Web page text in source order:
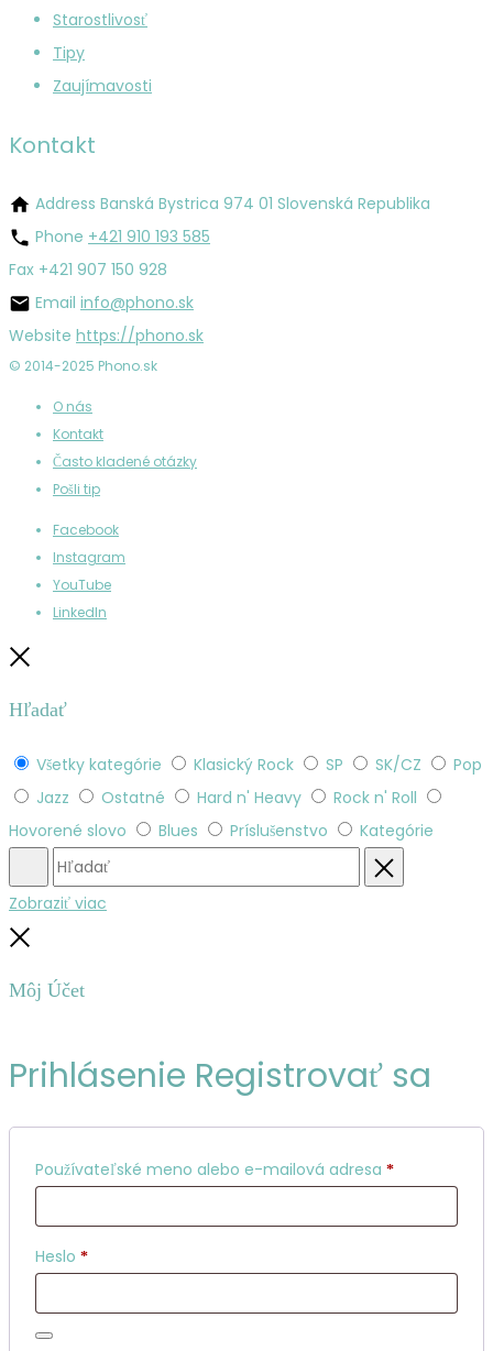
Starostlivosť
Tipy
Zaujímavosti
Kontakt
Address Banská Bystrica 974 01 Slovenská Republika
Phone +421 910 193 585
Fax +421 907 150 928
Email info@phono.sk
Website https://phono.sk
© 2014-2025 Phono.sk
O nás
Kontakt
Často kladené otázky
Pošli tip
Facebook
Instagram
YouTube
LinkedIn
Hľadať
Všetky kategórie Klasický Rock SP SK/CZ
Pop
Jazz
Ostatné Hard n' Heavy
Rock n' Roll
Hovorené slovo
Blues Príslušenstvo Kategórie
Hľadať
Zobraziť viac
Môj Účet
Prihlásenie Registrovať sa
Používateľské meno alebo e-mailová adresa *Povinné
Heslo *Povinné